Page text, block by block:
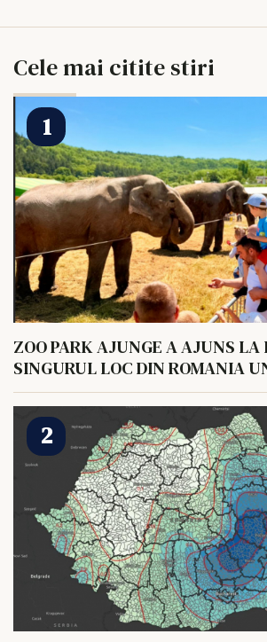
Cele mai citite stiri
ZOO PARK AJUNGE A AJUNS LA
SINGURUL LOC DIN ROMANIA
HRANI UN ELEFANT